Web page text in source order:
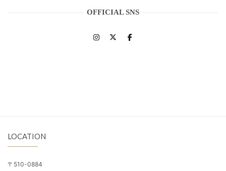
OFFICIAL SNS
LOCATION
〒510-0884